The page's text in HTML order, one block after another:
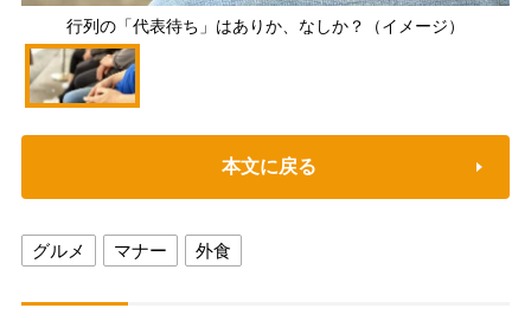
行列の「代表待ち」はありか、なしか？（イメージ）
本文に戻る
グルメ マナー 外食